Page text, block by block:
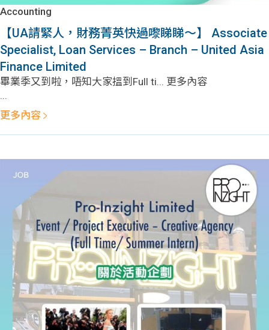
Accounting
【UA請緊人，財務菁英快過嚟睇睇～】 Associate
Specialist, Loan Services – Branch – United Asia
Finance Limited
畢業季又到啦，唔知大家搵到Full ti... 更多內容
...
更多內容